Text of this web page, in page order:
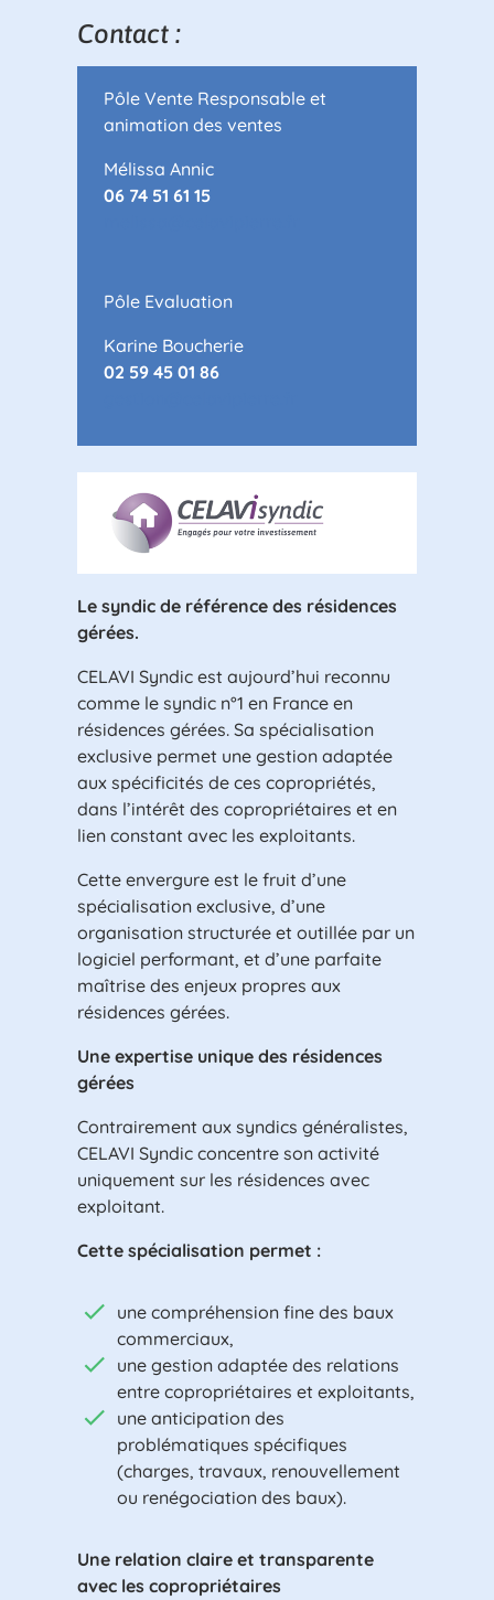
Contact :
Pôle Vente Responsable et
animation des ventes
Mélissa Annic
06 74 51 61 15
Pôle Evaluation
Karine Boucherie
02 59 45 01 86
Le syndic de référence des résidences
gérées.
CELAVI Syndic est aujourd’hui reconnu
comme le syndic n°1 en France en
résidences gérées. Sa spécialisation
exclusive permet une gestion adaptée
aux spécificités de ces copropriétés,
dans l’intérêt des copropriétaires et en
lien constant avec les exploitants.
Cette envergure est le fruit d’une
spécialisation exclusive, d’une
organisation structurée et outillée par un
logiciel performant, et d’une parfaite
maîtrise des enjeux propres aux
résidences gérées.
Une expertise unique des résidences
gérées
Contrairement aux syndics généralistes,
CELAVI Syndic concentre son activité
uniquement sur les résidences avec
exploitant.
Cette spécialisation permet :
une compréhension fine des baux
commerciaux,
une gestion adaptée des relations
entre copropriétaires et exploitants,
une anticipation des
problématiques spécifiques
(charges, travaux, renouvellement
ou renégociation des baux).
Une relation claire et transparente
avec les copropriétaires